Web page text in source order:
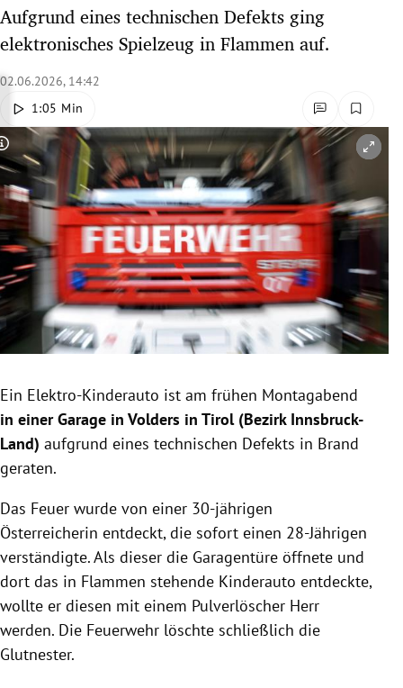
Untermenü
Untermenü
Untermenü
Untermenü
Untermenü
Untermenü
Untermenü
Untermenü
Aufgrund eines technischen Defekts ging
elektronisches Spielzeug in Flammen auf.
02.06.2026, 14:42
1:05 Min
Copyright-Hinweis öffnen/schließen
Ein Elektro-Kinderauto ist am frühen Montagabend
in einer Garage in Volders in Tirol (Bezirk Innsbruck-
Land) aufgrund eines technischen Defekts in Brand
geraten.
Das Feuer wurde von einer 30-jährigen
Österreicherin entdeckt, die sofort einen 28-Jährigen
verständigte. Als dieser die Garagentüre öffnete und
dort das in Flammen stehende Kinderauto entdeckte,
wollte er diesen mit einem Pulverlöscher Herr
werden. Die Feuerwehr löschte schließlich die
Glutnester.